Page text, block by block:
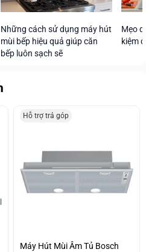
Những cách sử dụng máy hút
mùi bếp hiệu quả giúp căn
bếp luôn sạch sẽ
Mẹo
kiệm
Hỗ trợ trả góp
Máy Hút Mùi Âm Tủ Bosch